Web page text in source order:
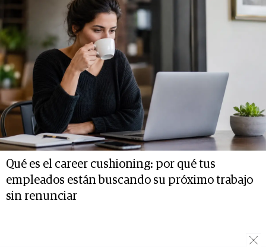
Qué es el career cushioning: por qué tus
empleados están buscando su próximo trabajo
sin renunciar